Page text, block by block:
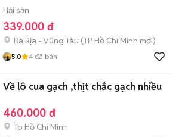
Hải sản
339.000 đ
Bà Rịa - Vũng Tàu (TP Hồ Chí Minh mới)
5.0 4 đã bán
Về lô cua gạch ,thịt chắc gạch nhiều
460.000 đ
Tp Hồ Chí Minh